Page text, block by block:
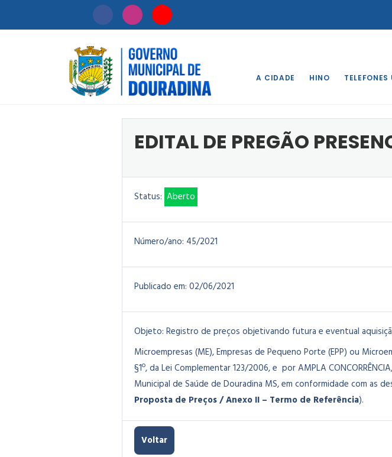
A CIDADE HINO TELEFONES
Início
EDITAL DE PREGÃO
Status: Aberto
Número/ano: 45/2021
Publicado em: 02/06/2021
Objeto: Registro de preços objetivando futura e eventual
Microempresas (ME), Empresas de Pequeno Porte (EPP) ou
§1º, da Lei Complementar 123/2006, e por AMPLA
Municipal de Saúde de Douradina MS, em conformidade com as
Proposta de Preços / Anexo II – Termo de Referência).
Voltar